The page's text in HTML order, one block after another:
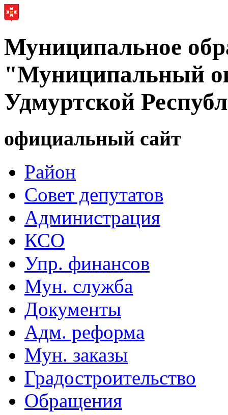
Муниципальное
"Муниципальный
Удмуртской
официальный сайт
Район
Совет депутатов
Администрация
КСО
Упр. финансов
Мун. служба
Документы
Адм. реформа
Мун. заказы
Градостроительство
Обращения